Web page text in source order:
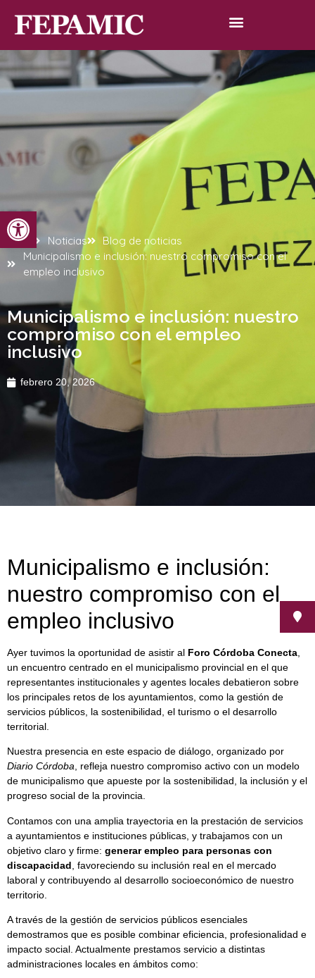
Abrir barra de herramientas
Inicio Noticias
Blog de noticias
Municipalismo e inclusión: nuestro compromiso con el
empleo inclusivo
Municipalismo e inclusión: nuestro
compromiso con el empleo
inclusivo
febrero 20, 2026
Municipalismo e inclusión:
nuestro compromiso con el
empleo inclusivo
Ayer tuvimos la oportunidad de asistir al Foro Córdoba Conecta
un encuentro centrado en el municipalismo provincial en el que
representantes institucionales y agentes locales debatieron sobre
los principales retos de los ayuntamientos, como la gestión de
servicios públicos, la sostenibilidad, el turismo o el desarrollo
territorial.
Nuestra presencia en este espacio de diálogo, organizado por
Diario Córdoba, refleja nuestro compromiso activo con un modelo
de municipalismo que apueste por la sostenibilidad, la inclusión y el
progreso social de la provincia.
Contamos con una amplia trayectoria en la prestación de servicios
a ayuntamientos e instituciones públicas, y trabajamos con un
objetivo claro y firme: generar empleo para personas con
discapacidad , favoreciendo su inclusión real en el mercado
laboral y contribuyendo al desarrollo socioeconómico de nuestro
territorio.
A través de la gestión de servicios públicos esenciales
demostramos que es posible combinar eficiencia, profesionalidad e
impacto social. Actualmente prestamos servicio a distintas
administraciones locales en ámbitos como: